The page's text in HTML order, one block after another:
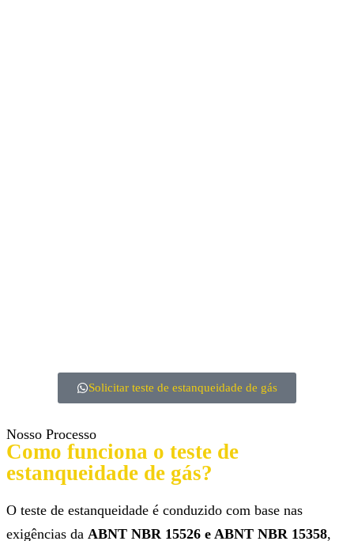
Solicitar teste de estanqueidade de gás
Nosso Processo
Como funciona o teste de
estanqueidade de gás?
O teste de estanqueidade é conduzido com base nas
exigências da ABNT NBR 15526 e ABNT NBR 15358,